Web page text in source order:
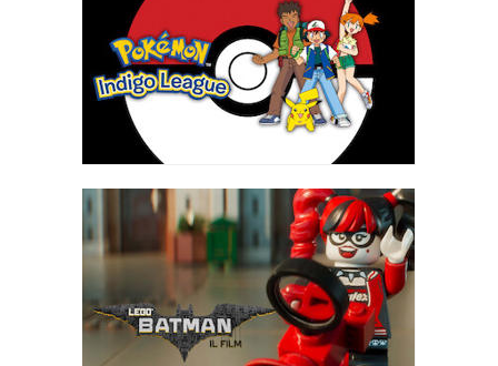
Gingy, Pinocchio e gli altri insieme ai figli di Drago e Ciuchino. Il
Gatto e Ciuchino tranquillizzano Artie spiegando che Shrek ha
mentito per salvare la vita di Artie.
Azzurro mette in scena un musical davanti al regno. Proprio
quando Azzurro sta per uccidere Shrek, Fiona, il Gatto e
Ciuchino, le principesse e gli altri personaggi delle fiabe
presenta e fa un discorso ai cattivi, convincendoli che possono
essere accettati nella società invece di essere emarginati. I cattivi
accettano di abbandonare i loro modi malvagi, mentre Azzurro si
rifiuta di ascoltare e si lancia contro Artie con la sua spada. Shrek
blocca il colpo e sembra che sia stato pugnalato. Azzurro si
autoproclama nuovo re, ma Shrek rivela che la spada è stata
mancata e spinge Azzurro da parte, mentre Drago fa crollare la